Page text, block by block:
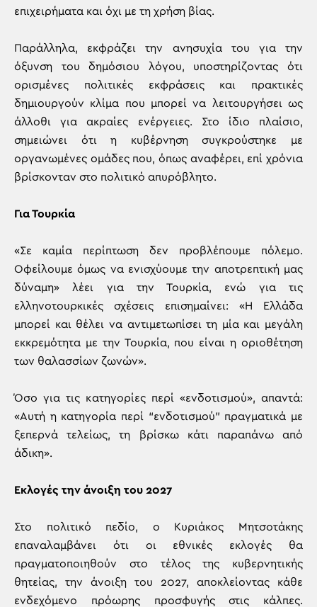
επιχειρήματα και όχι με τη χρήση βίας.
Παράλληλα, εκφράζει την ανησυχία του για την
όξυνση του δημόσιου λόγου, υποστηρίζοντας ότι
ορισμένες πολιτικές εκφράσεις και πρακτικές
δημιουργούν κλίμα που μπορεί να λειτουργήσει ως
άλλοθι για ακραίες ενέργειες. Στο ίδιο πλαίσιο,
σημειώνει ότι η κυβέρνηση συγκρούστηκε με
οργανωμένες ομάδες που, όπως αναφέρει, επί χρόνια
βρίσκονταν στο πολιτικό απυρόβλητο.
Για Τουρκία
«Σε καμία περίπτωση δεν προβλέπουμε πόλεμο.
Οφείλουμε όμως να ενισχύουμε την αποτρεπτική μας
δύναμη» λέει για την Τουρκία, ενώ για τις
ελληνοτουρκικές σχέσεις επισημαίνει: «Η Ελλάδα
μπορεί και θέλει να αντιμετωπίσει τη μία και μεγάλη
εκκρεμότητα με την Τουρκία, που είναι η οριοθέτηση
των θαλασσίων ζωνών».
Όσο για τις κατηγορίες περί «ενδοτισμού», απαντά:
«Αυτή η κατηγορία περί “ενδοτισμού” πραγματικά με
ξεπερνά τελείως, τη βρίσκω κάτι παραπάνω από
άδικη».
Εκλογές την άνοιξη του 2027
Στο πολιτικό πεδίο, ο Κυριάκος Μητσοτάκης
επαναλαμβάνει ότι οι εθνικές εκλογές θα
πραγματοποιηθούν στο τέλος της κυβερνητικής
θητείας, την άνοιξη του 2027, αποκλείοντας κάθε
ενδεχόμενο πρόωρης προσφυγής στις κάλπες.